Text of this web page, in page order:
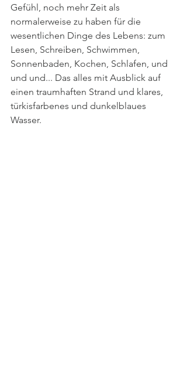
Gefühl, noch mehr Zeit als
normalerweise zu haben für die
wesentlichen Dinge des Lebens: zum
Lesen, Schreiben, Schwimmen,
Sonnenbaden, Kochen, Schlafen, und
und und... Das alles mit Ausblick auf
einen traumhaften Strand und klares,
türkisfarbenes und dunkelblaues
Wasser.